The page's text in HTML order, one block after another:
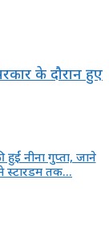
के दौरान हुए
नीना गुप्ता, जाने
स्टारडम तक...